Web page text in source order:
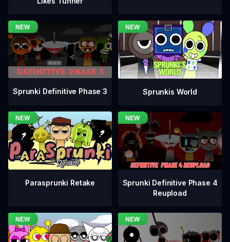
Sprunki Definitive Phase 3 Sprunkis World
Parasprunki Retake
Sprunki Definitive Phase 4
Reupload